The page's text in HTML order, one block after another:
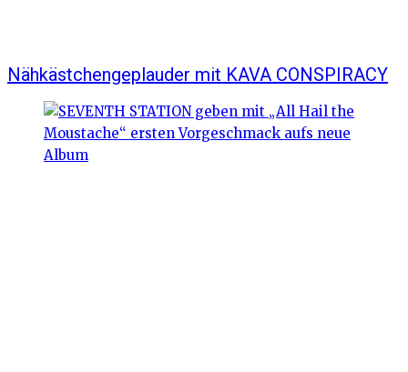
Nähkästchengeplauder mit KAVA CONSPIRACY